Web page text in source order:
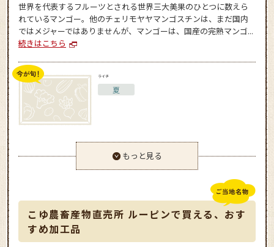
世界を代表するフルーツとされる世界三大美果のひとつに数えら
れているマンゴー。他のチェリモヤヤマンゴスチンは、まだ国内
ではメジャーではありませんが、マンゴーは、国産の完熟マンゴ...
続きはこちら
ライチ
夏
もっと見る
こゆ農畜産物直売所 ルーピンで買える、おす
すめ加工品